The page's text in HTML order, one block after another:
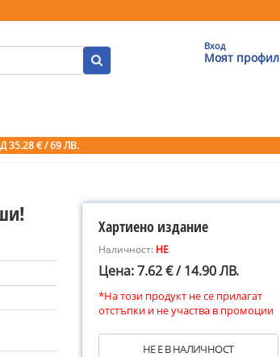
Вход
Моят профил
35.28 € / 69 ЛВ.
Хартиено издание
Наличност: НЕ
Цена: 7.62 € / 14.90 ЛВ.
*На този продукт не се прилагат
отстъпки и не участва в промоции
НЕ Е В НАЛИЧНОСТ